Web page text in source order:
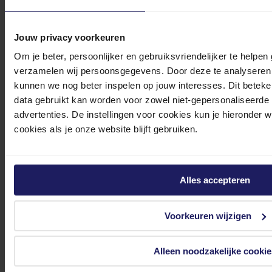
Jouw privacy voorkeuren
Om je beter, persoonlijker en gebruiksvriendelijker te
verzamelen wij persoonsgegevens. Door deze te
kunnen we nog beter inspelen op jouw interesses. Dit
data gebruikt kan worden voor zowel niet-
advertenties. De instellingen voor cookies kun je hieronder
cookies als je onze website blijft gebruiken.
Alles accepteren
Voorkeuren wijzigen
Alleen noodzakelijke
Bekijk onze veelgestelde vragen
Klantenservice@azerty.nl